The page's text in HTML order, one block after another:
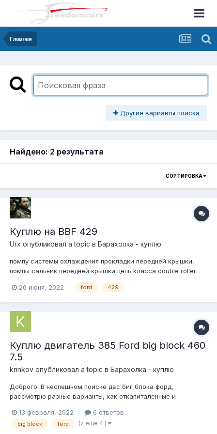
Главная
Другие варианты поиска
Найдено: 2 результата
СОРТИРОВКА
Куплю на BBF 429
Urx опубликовал a topic в Барахолка - куплю
помпу системы охлаждения прокладки передней крышки,
помпы сальник передней крышки цепь класса double roller
backing plate
20 июня, 2022 ford 429
Куплю двигатель 385 Ford big block 460
7.5
krinkov опубликовал a topic в Барахолка - куплю
Доброго. В неспешном поиске двс биг блока форд,
рассмотрю разные варианты, как откапиталенные и
блок с шпг, коленом, отдельно головы, впуск и т.д. Интересен
как карб, так и инжектор. Ford Thunderbird (1972-1976),
13 февраля, 2022 6 ответов
big block ford (и ещё 4 )